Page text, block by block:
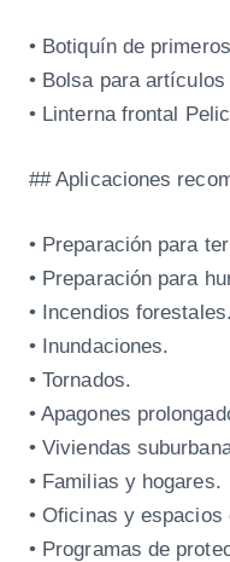
• Botiquín de
• Bolsa para
• Linterna frontal
## Aplicaciones
• Preparación para
• Preparación para
• Incendios forestales.
• Inundaciones.
• Tornados.
• Apagones
• Viviendas
• Familias y hogares.
• Oficinas y espacios
• Programas de